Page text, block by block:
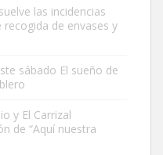
hace menos de un mes,
las incidencias
de envases y
sábado El sueño de
y El Carrizal
de “Aquí nuestra